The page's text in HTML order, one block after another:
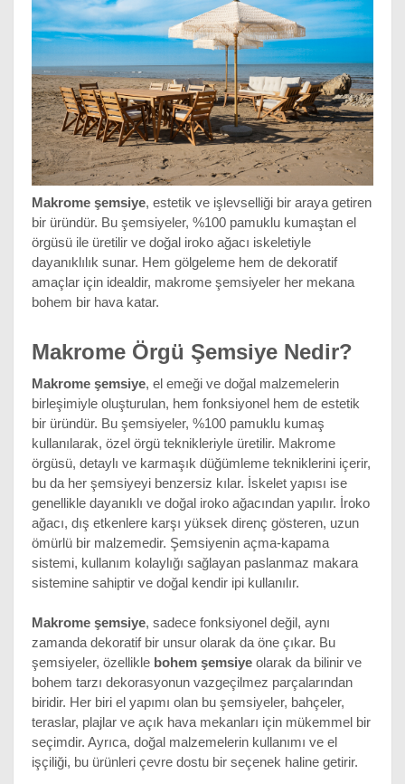
Makrome şemsiye, estetik ve işlevselliği bir araya getiren
bir üründür. Bu şemsiyeler, %100 pamuklu kumaştan el
örgüsü ile üretilir ve doğal iroko ağacı iskeletiyle
dayanıklılık sunar. Hem gölgeleme hem de dekoratif
amaçlar için idealdir, makrome şemsiyeler her mekana
bohem bir hava katar.
Makrome Örgü Şemsiye Nedir?
Makrome şemsiye, el emeği ve doğal malzemelerin
birleşimiyle oluşturulan, hem fonksiyonel hem de estetik
bir üründür. Bu şemsiyeler, %100 pamuklu kumaş
kullanılarak, özel örgü teknikleriyle üretilir. Makrome
örgüsü, detaylı ve karmaşık düğümleme tekniklerini içerir,
bu da her şemsiyeyi benzersiz kılar. İskelet yapısı ise
genellikle dayanıklı ve doğal iroko ağacından yapılır. İroko
ağacı, dış etkenlere karşı yüksek direnç gösteren, uzun
ömürlü bir malzemedir. Şemsiyenin açma-kapama
sistemi, kullanım kolaylığı sağlayan paslanmaz makara
sistemine sahiptir ve doğal kendir ipi kullanılır.
Makrome şemsiye, sadece fonksiyonel değil, aynı
zamanda dekoratif bir unsur olarak da öne çıkar. Bu
şemsiyeler, özellikle bohem şemsiye olarak da bilinir ve
bohem tarzı dekorasyonun vazgeçilmez parçalarından
biridir. Her biri el yapımı olan bu şemsiyeler, bahçeler,
teraslar, plajlar ve açık hava mekanları için mükemmel bir
seçimdir. Ayrıca, doğal malzemelerin kullanımı ve el
işçiliği, bu ürünleri çevre dostu bir seçenek haline getirir.